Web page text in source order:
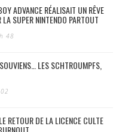
ADVANCE RÉALISAIT UN RÊVE
SUPER NINTENDO PARTOUT
48
LES SCHTROUMPFS,
RETOUR DE LA LICENCE CULTE